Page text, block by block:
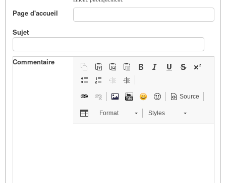
Page d'accueil
Sujet
Commentaire
Source
Format Styles